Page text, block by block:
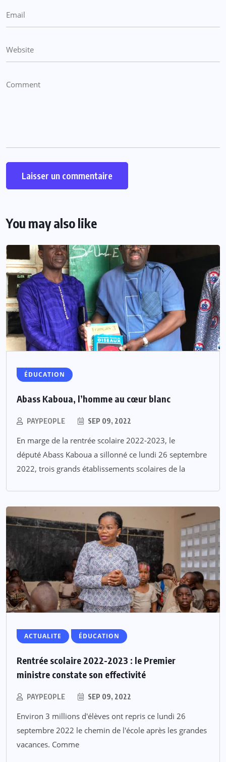
You may also like
ÉDUCATION
Abass Kaboua, l’homme au cœur blanc
PAYPEOPLE SEP 09, 2022
En marge de la rentrée scolaire 2022-2023, le
député Abass Kaboua a sillonné ce lundi 26 septembre
2022, trois grands établissements scolaires de la
ACTUALITE ÉDUCATION
Rentrée scolaire 2022-2023 : le Premier
ministre constate son effectivité
PAYPEOPLE SEP 09, 2022
Environ 3 millions d'élèves ont repris ce lundi 26
septembre 2022 le chemin de l'école après les grandes
vacances. Comme